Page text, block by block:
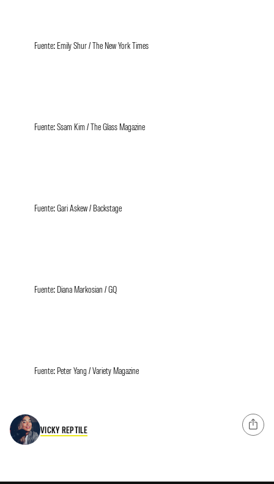
Fuente: Emily Shur / The New York Times
Fuente: Ssam Kim / The Glass Magazine
Fuente: Gari Askew / Backstage
Fuente: Diana Markosian / GQ
Fuente: Peter Yang / Variety Magazine
VICKY REPTILE